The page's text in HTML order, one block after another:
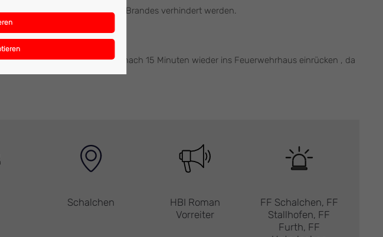
bzw. eine Ausbreitung des Brandes verhindert werden.
als Reserve, konnte aber nach 15 Minuten wieder ins Feuerwehrhaus einrücken , da
Schalchen
HBI Roman
Vorreiter
FF Schalchen, FF
Stallhofen, FF
Furth, FF